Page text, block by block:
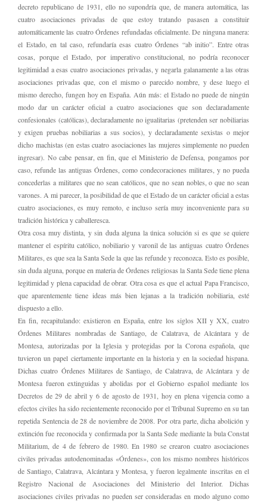
decreto republicano de 1931, ello no supondría que, de manera automática, las
cuatro asociaciones privadas de que estoy tratando pasasen a constituir
automáticamente las cuatro Órdenes refundadas oficialmente. De ninguna manera:
el Estado, en tal caso, refundaría esas cuatro Órdenes “ab initio”. Entre otras
cosas, porque el Estado, por imperativo constitucional, no podría reconocer
legitimidad a esas cuatro asociaciones privadas, y negarla galanamente a las otras
asociaciones privadas que, con el mismo o parecido nombre, y dese luego el
mismo derecho, fungen hoy en España. Aún más: el Estado no puede de ningún
modo dar un carácter oficial a cuatro asociaciones que son declaradamente
confesionales (católicas), declaradamente no igualitarias (pretenden ser nobiliarias
y exigen pruebas nobiliarias a sus socios), y declaradamente sexistas o mejor
dicho machistas (en estas cuatro asociaciones las mujeres simplemente no pueden
ingresar). No cabe pensar, en fin, que el Ministerio de Defensa, pongamos por
caso, refunde las antiguas Órdenes, como condecoraciones militares, y no pueda
concederlas a militares que no sean católicos, que no sean nobles, o que no sean
varones. A mi parecer, la posibilidad de que el Estado de un carácter oficial a estas
cuatro asociaciones, es muy remoto, e incluso sería muy inconveniente para su
tradición histórica y caballeresca.
Otra cosa muy distinta, y sin duda alguna la única solución si es que se quiere
mantener el espíritu católico, nobiliario y varonil de las antiguas cuatro Órdenes
Militares, es que sea la Santa Sede la que las refunde y reconozca. Esto es posible,
sin duda alguna, porque en materia de Órdenes religiosas la Santa Sede tiene plena
legitimidad y plena capacidad de obrar. Otra cosa es que el actual Papa Francisco,
que aparentemente tiene ideas más bien lejanas a la tradición nobiliaria, esté
dispuesto a ello.
En fin, recapitulando: existieron en España, entre los siglos XII y XX, cuatro
Órdenes Militares nombradas de Santiago, de Calatrava, de Alcántara y de
Montesa, autorizadas por la Iglesia y protegidas por la Corona española, que
tuvieron un papel ciertamente importante en la historia y en la sociedad hispana.
Dichas cuatro Órdenes Militares de Santiago, de Calatrava, de Alcántara y de
Montesa fueron extinguidas y abolidas por el Gobierno español mediante los
Decretos de 29 de abril y 6 de agosto de 1931, hoy en plena vigencia como a
efectos civiles ha sido recientemente reconocido por el Tribunal Supremo en su tan
repetida Sentencia de 28 de noviembre de 2008. Por otra parte, dicha abolición y
extinción fue reconocida y confirmada por la Santa Sede mediante la bula Constat
Militarium, de 4 de febrero de 1980. En 1980 se crearon cuatro asociaciones
civiles privadas autodenominadas «Órdenes», con los mismo nombres históricos
de Santiago, Calatrava, Alcántara y Montesa, y fueron legalmente inscritas en el
Registro Nacional de Asociaciones del Ministerio del Interior. Dichas
asociaciones civiles privadas no pueden ser consideradas en modo alguno como